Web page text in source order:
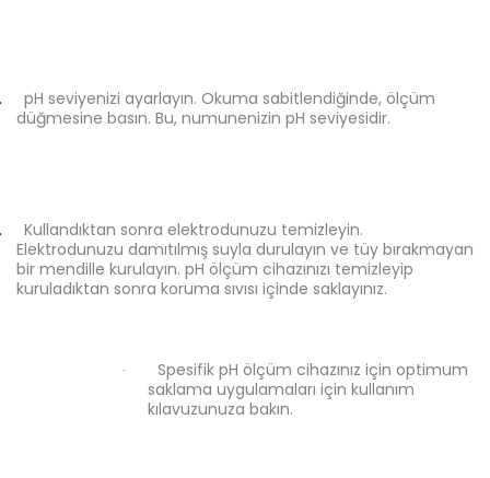
pH seviyenizi ayarlayın. Okuma sabitlendiğinde, ölçüm
düğmesine basın. Bu, numunenizin pH seviyesidir.
Kullandıktan sonra elektrodunuzu temizleyin.
Elektrodunuzu damıtılmış suyla durulayın ve tüy bırakmayan
bir mendille kurulayın. pH ölçüm cihazınızı temizleyip
kuruladıktan sonra koruma sıvısı içinde saklayınız.
·
Spesifik pH ölçüm cihazınız için optimum
saklama uygulamaları için kullanım
kılavuzunuza bakın.